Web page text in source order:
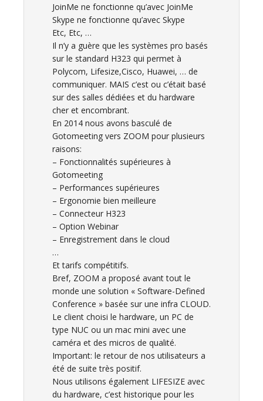
JoinMe ne fonctionne qu’avec JoinMe
Skype ne fonctionne qu’avec Skype
Etc, Etc, …
Il n’y a guère que les systèmes pro basés
sur le standard H323 qui permet à
Polycom, Lifesize,Cisco, Huawei, … de
communiquer. MAIS c’est ou c’était basé
sur des salles dédiées et du hardware
cher et encombrant.
En 2014 nous avons basculé de
Gotomeeting vers ZOOM pour plusieurs
raisons:
– Fonctionnalités supérieures à
Gotomeeting
– Performances supérieures
– Ergonomie bien meilleure
– Connecteur H323
– Option Webinar
– Enregistrement dans le cloud
…
Et tarifs compétitifs.
Bref, ZOOM a proposé avant tout le
monde une solution « Software-Defined
Conference » basée sur une infra CLOUD.
Le client choisi le hardware, un PC de
type NUC ou un mac mini avec une
caméra et des micros de qualité.
Important: le retour de nos utilisateurs a
été de suite très positif.
Nous utilisons également LIFESIZE avec
du hardware, c’est historique pour les